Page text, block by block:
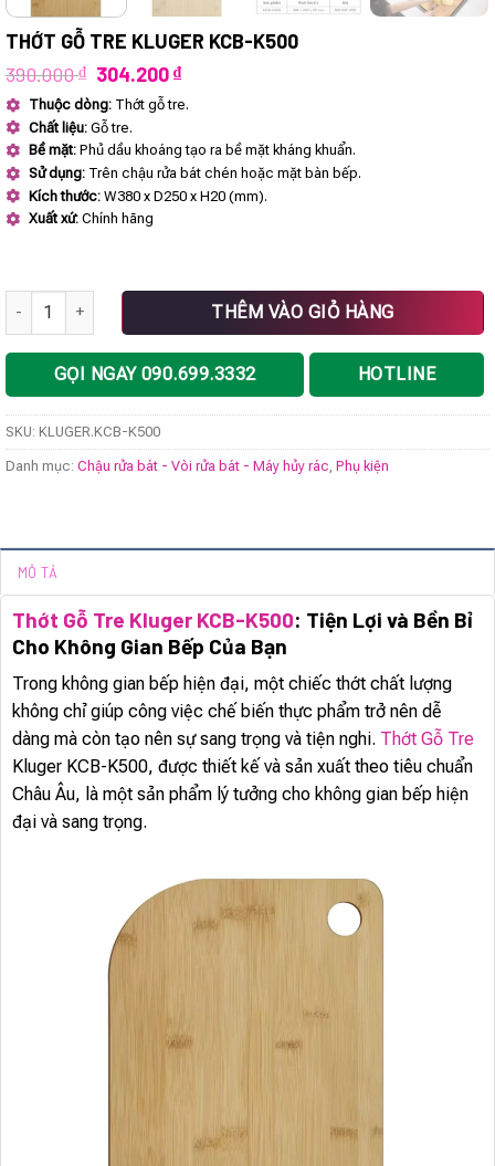
THỚT GỖ TRE KLUGER KCB-K500
390.000₫ Giá
gốc
là:
390.000 ₫.
304.200₫Giá
tại
304.200 ₫.
Thuộc dòng: Thớt gỗ tre.
Chất liệu: Gỗ tre.
Bề mặt: Phủ dầu khoáng tạo ra bề mặt kháng khuẩn.
Sử dụng: Trên chậu rửa bát chén hoặc mặt bàn bếp.
Kích thước: W380 x D250 x H20 (mm).
Xuất xứ: Chính hãng
Thớt gỗ tre KLUGER KCB-K500 số lượngTHÊM VÀO GIỎ HÀNG
GỌI NGAY 090.699.3332 HOTLINE
SKU: KLUGER.KCB-K500
Danh mục: Chậu rửa bát - Vòi rửa bát - Máy hủy rác Phụ kiện
MÔ TẢ
Thớt Gỗ Tre Kluger KCB-K500: Tiện Lợi và Bền Bỉ
Cho Không Gian Bếp Của Bạn
Trong không gian bếp hiện đại, một chiếc thớt chất lượng
không chỉ giúp công việc chế biến thực phẩm trở nên dễ
dàng mà còn tạo nên sự sang trọng và tiện nghi. Thớt Gỗ Tre
Kluger KCB-K500, được thiết kế và sản xuất theo tiêu chuẩn
Châu Âu, là một sản phẩm lý tưởng cho không gian bếp hiện
đại và sang trọng.